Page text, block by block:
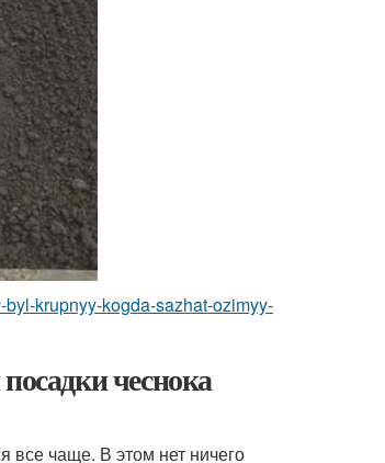
krupnyy-kogda-sazhat-ozimyy-
чеснока
все чаще. В этом нет ничего